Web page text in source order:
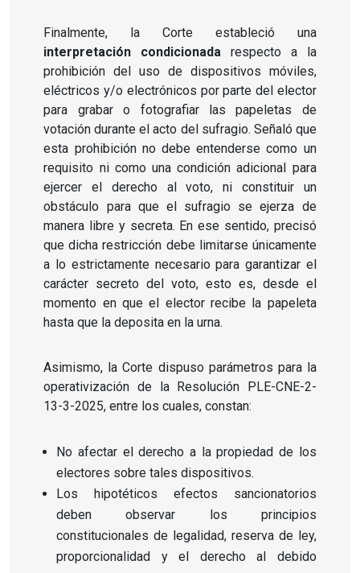
Finalmente, la Corte estableció una
interpretación condicionada respecto a la
prohibición del uso de dispositivos móviles,
eléctricos y/o electrónicos por parte del elector
para grabar o fotografiar las papeletas de
votación durante el acto del sufragio. Señaló que
esta prohibición no debe entenderse como un
requisito ni como una condición adicional para
ejercer el derecho al voto, ni constituir un
obstáculo para que el sufragio se ejerza de
manera libre y secreta. En ese sentido, precisó
que dicha restricción debe limitarse únicamente
a lo estrictamente necesario para garantizar el
carácter secreto del voto, esto es, desde el
momento en que el elector recibe la papeleta
hasta que la deposita en la urna.
Asimismo, la Corte dispuso parámetros para la
operativización de la Resolución PLE-CNE-2-
13-3-2025, entre los cuales, constan:
No afectar el derecho a la propiedad de los
electores sobre tales dispositivos.
Los hipotéticos efectos sancionatorios
deben observar los principios
constitucionales de legalidad, reserva de ley,
proporcionalidad y el derecho al debido